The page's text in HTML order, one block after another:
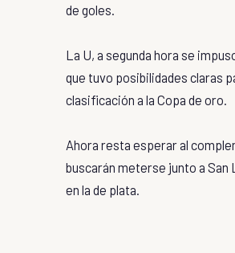
de goles.
La U, a segunda hora se
que tuvo posibilidades claras
clasificación a la Copa de oro.
Ahora resta esperar al
buscarán meterse junto a San
en la de plata.